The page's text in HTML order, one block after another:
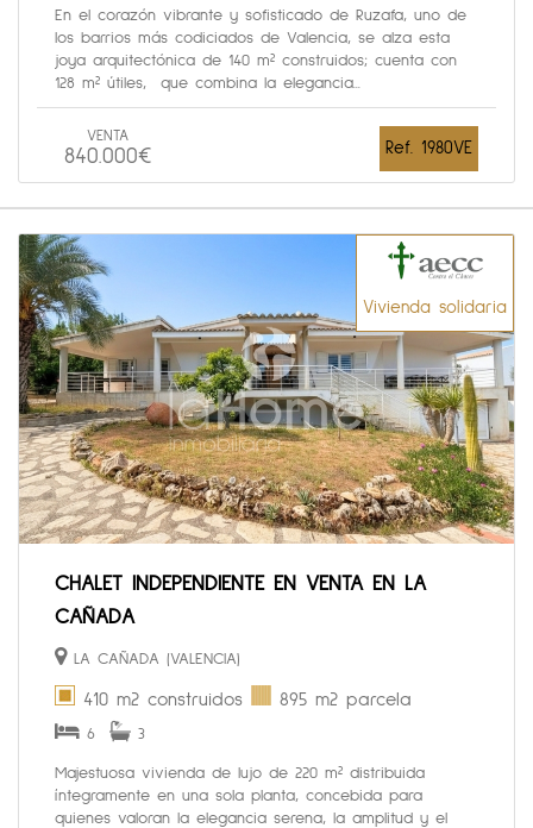
En el corazón vibrante y sofisticado de Ruzafa, uno de
los barrios más codiciados de Valencia, se alza esta
joya arquitectónica de 140 m² construidos; cuenta con
128 m² útiles, que combina la elegancia...
VENTA
840.000€ Ref. 1980VE
Vivienda solidaria
CHALET INDEPENDIENTE EN VENTA EN LA
CAÑADA
LA CAÑADA (VALENCIA)
410 m2 construidos 895 m2 parcela
6 3
Majestuosa vivienda de lujo de 220 m² distribuida
íntegramente en una sola planta, concebida para
quienes valoran la elegancia serena, la amplitud y el